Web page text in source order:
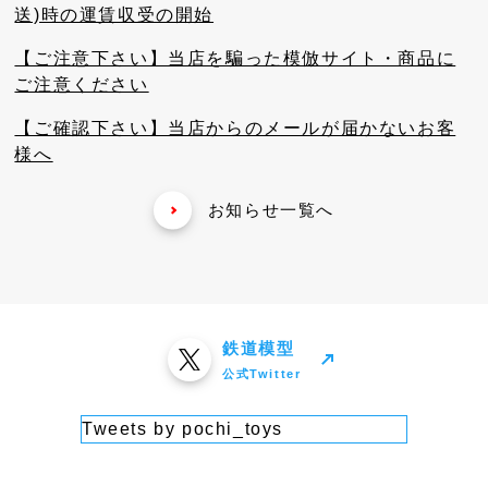
送)時の運賃収受の開始
【ご注意下さい】当店を騙った模倣サイト・商品に
ご注意ください
【ご確認下さい】当店からのメールが届かないお客
様へ
お知らせ一覧へ
鉄道模型
公式Twitter
Tweets by pochi_toys